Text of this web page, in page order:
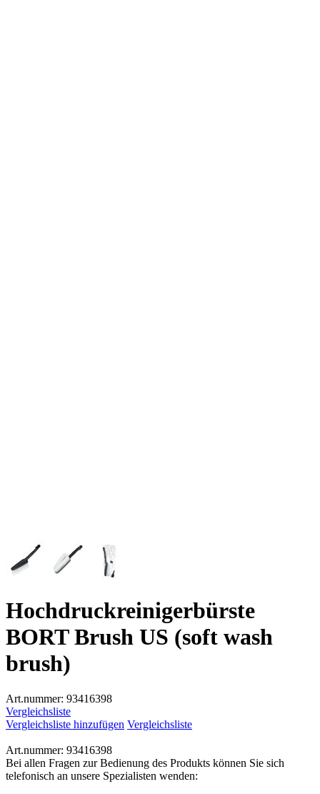
Hochdruckreinigerbürste
BORT Brush US (soft wash
brush)
Art.nummer: 93416398
Vergleichsliste
Vergleichsliste hinzufügen Vergleichsliste
Art.nummer: 93416398
Bei allen Fragen zur Bedienung des Produkts können Sie sich
telefonisch an unsere Spezialisten wenden: